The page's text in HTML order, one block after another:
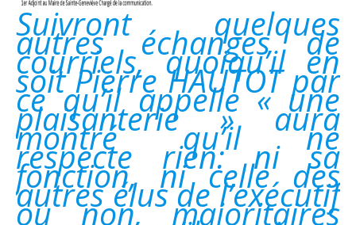
Suivront quelques
autres échanges de
courriels, quoiqu’il en
soit Pierre HAUTOT par
ce qu’il appelle « une
plaisanterie » aura
montré qu’il ne
respecte rien: ni sa
fonction, ni celle des
autres élus de l’exécutif
ou non, majoritaires